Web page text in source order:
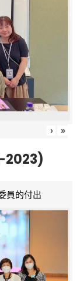
› »
2023)
員的付出